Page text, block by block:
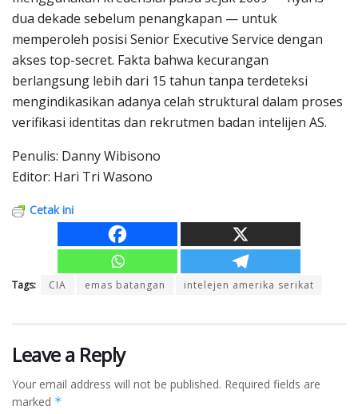
dua dekade sebelum penangkapan — untuk
memperoleh posisi Senior Executive Service dengan
akses top-secret. Fakta bahwa kecurangan
berlangsung lebih dari 15 tahun tanpa terdeteksi
mengindikasikan adanya celah struktural dalam proses
verifikasi identitas dan rekrutmen badan intelijen AS.
Penulis: Danny Wibisono
Editor: Hari Tri Wasono
Cetak ini
Tags: CIA emas batangan intelejen amerika serikat
Leave a Reply
Your email address will not be published. Required fields are
marked *